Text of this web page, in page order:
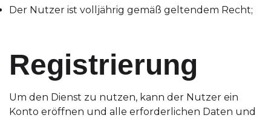
Der Nutzer ist volljährig gemäß geltendem Recht;
Registrierung
Um den Dienst zu nutzen, kann der Nutzer ein
Konto eröffnen und alle erforderlichen Daten und